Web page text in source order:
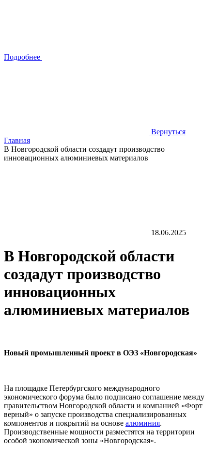
Подробнее
Вернуться
Главная
В Новгородской области создадут производство
инновационных алюминиевых материалов
18.06.2025
В Новгородской области
создадут производство
инновационных
алюминиевых материалов
Новый промышленный проект в ОЭЗ «Новгородская»
На площадке Петербургского международного
экономического форума было подписано соглашение между
правительством Новгородской области и компанией «Форт
верный» о запуске производства специализированных
компонентов и покрытий на основе алюминия.
Производственные мощности разместятся на территории
особой экономической зоны «Новгородская».